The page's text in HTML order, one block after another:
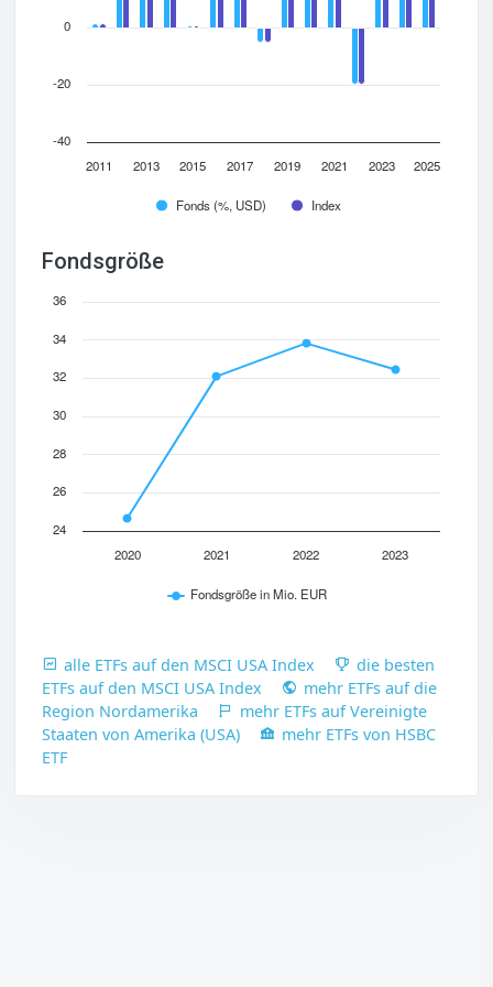
Fonds (%, USD) Index
2011 2013 2015 2017 2019 2021 2023 2025
-40
-20
0
Fondsgröße
Fondsgröße in Mio. EUR
2020 2021 2022 2023
24
26
28
30
32
34
36
alle ETFs auf den MSCI USA Index
die besten
ETFs auf den MSCI USA Index
mehr ETFs auf die
Region Nordamerika
mehr ETFs auf Vereinigte
Staaten von Amerika (USA)
mehr ETFs von HSBC
ETF